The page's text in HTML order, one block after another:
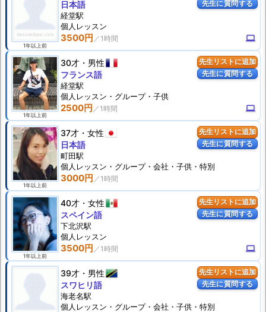
先生に質問する
1年以上前
3500円 computer
日本語
経堂駅
個人 レッスン
先生リストに追加
先生に質問する
1年以上前
30才 男性
2500円 computer
フランス語
経堂駅
個人 レッスン ・グループ・子供
先生リストに追加
先生に質問する
1年以上前
37才 女性
3000円
日本語
町田駅
個人 レッスン ・グループ・会社・子供・特別
先生リストに追加
先生に質問する
1年以上前
40才 女性
3500円 computer
スペイン語
下北沢駅
個人 レッスン
先生リストに追加
先生に質問する
39才 男性
スワヒリ語
海老名駅
個人 レッスン ・グループ・会社・子供・特別